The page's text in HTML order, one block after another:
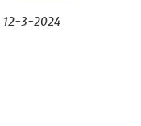
12-3-2024